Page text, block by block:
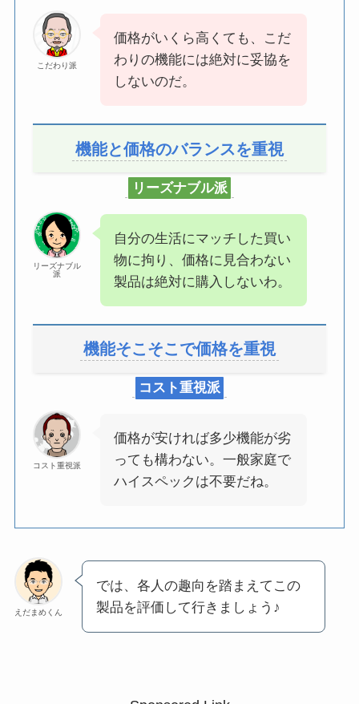
こだわり派
価格がいくら高くても、こだ
わりの機能には絶対に妥協を
しないのだ。
機能と価格のバランスを重視
リーズナブル派
リーズナブル
派
自分の生活にマッチした買い
物に拘り、価格に見合わない
製品は絶対に購入しないわ。
機能そこそこで価格を重視
コスト重視派
コスト重視派
価格が安ければ多少機能が劣
っても構わない。一般家庭で
ハイスペックは不要だね。
えだまめくん
では、各人の趣向を踏まえてこの
製品を評価して行きましょう♪